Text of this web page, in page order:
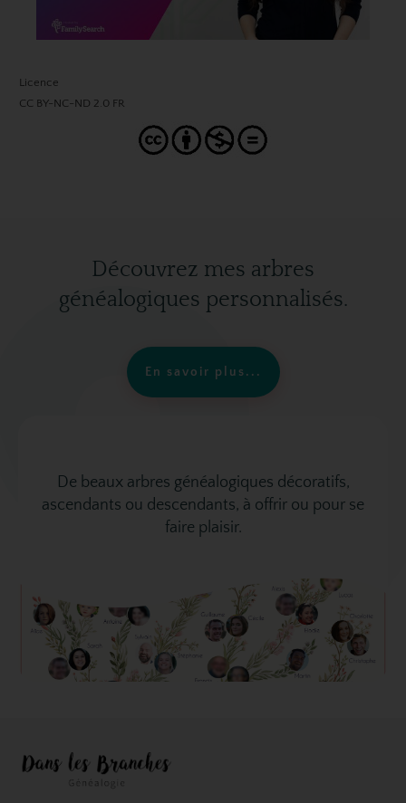
Licence
CC BY-NC-ND 2.0 FR
Découvrez mes arbres
généalogiques personnalisés.
En savoir plus...
De beaux arbres généalogiques décoratifs,
ascendants ou descendants, à offrir ou pour se
faire plaisir.